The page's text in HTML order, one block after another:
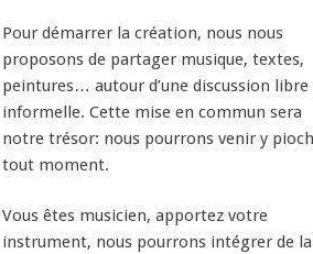
Pour démarrer la création, nous nous
proposons de partager musique, textes,
peintures… autour d’une discussion libre
informelle. Cette mise en commun sera
notre trésor: nous pourrons venir y
tout moment.
Vous êtes musicien, apportez votre
instrument, nous pourrons intégrer de la